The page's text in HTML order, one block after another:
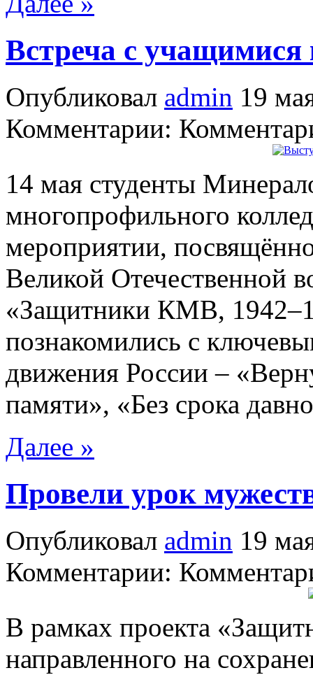
Встреча с учащимися
Опубликовал admin 19
Комментарии:
14 мая студенты
многопрофильного
мероприятии,
Великой Отечественной
«Защитники КМВ,
познакомились с
движения России –
памяти», «Без срока
Далее »
Провели урок
Опубликовал admin 19
Комментарии:
В рамках проекта
направленного на